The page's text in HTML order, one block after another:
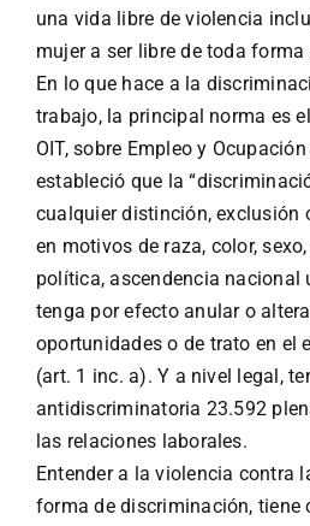
una vida libre de violencia
mujer a ser libre de toda
En lo que hace a la
trabajo, la principal norma es
OIT, sobre Empleo y
estableció que la
cualquier distinción, exclusión
en motivos de raza, color,
política, ascendencia nacional
tenga por efecto anular o
oportunidades o de trato en el
(art. 1 inc. a). Y a nivel legal,
antidiscriminatoria 23.592
las relaciones laborales.
Entender a la violencia contra
forma de discriminación, tiene